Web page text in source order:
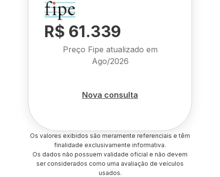
R$ 61.339
Preço Fipe atualizado em
Ago/2026
Nova consulta
Os valores exibidos são meramente referenciais e têm
finalidade exclusivamente informativa.
Os dados não possuem validade oficial e não devem
ser considerados como uma avaliação de veículos
usados.